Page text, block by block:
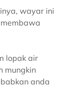
wayar ini
lopak air
mungkin
anda